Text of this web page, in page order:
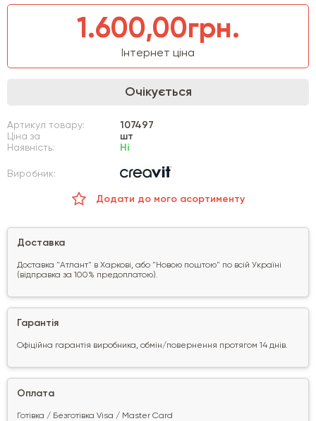
1.600,00грн.
Інтернет ціна
Очікується
Артикул товару:
107497
Ціна за
шт
Наявність:
Ні
Виробник:
Додати до мого асортименту
Доставка
Доставка "Атлант" в Харкові, або "Новою поштою" по всій Україні
(відправка за 100% предоплатою).
Гарантія
Офіційна гарантія виробника, обмін/повернення протягом 14 днів.
Оплата
Готівка / Безготівка Visa / Master Card